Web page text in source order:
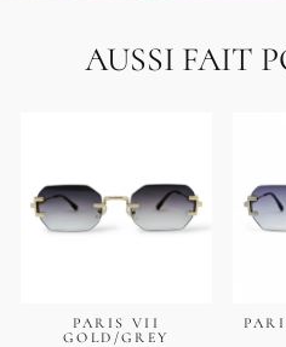
AUSSI FAIT
PARIS VII
GOLD/GREY